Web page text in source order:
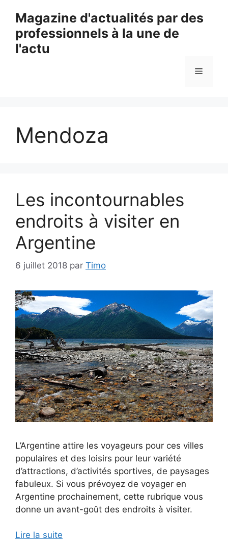
contenu
Magazine d'actualités par des
professionnels à la une de
l'actu
Menu
Mendoza
Les incontournables
endroits à visiter en
Argentine
6 juillet 2018 par Timo
L’Argentine attire les voyageurs pour ces villes
populaires et des loisirs pour leur variété
d’attractions, d’activités sportives, de paysages
fabuleux. Si vous prévoyez de voyager en
Argentine prochainement, cette rubrique vous
donne un avant-goût des endroits à visiter.
Lire la suite